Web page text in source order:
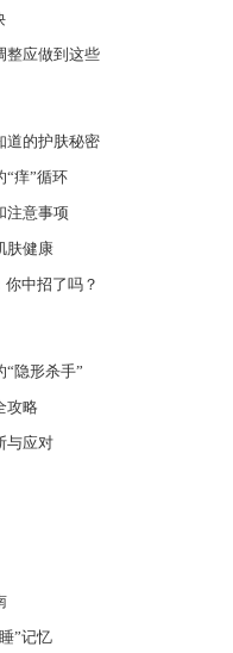
整应做到这些
道的护肤秘密
“痒”循环
注意事项
肤健康
你中招了吗？
“隐形杀手”
攻略
与应对
”记忆